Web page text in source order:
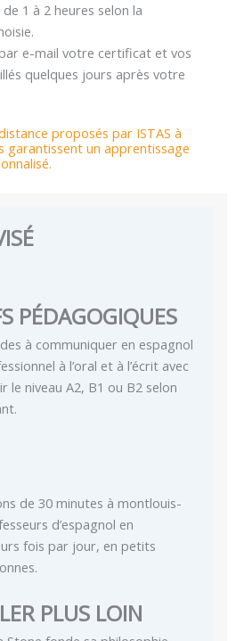
1 à 2 heures selon la
e-mail votre certificat et vos
quelques jours après votre
proposés par ISTAS à
garantissent un apprentissage
PÉDAGOGIQUES
à communiquer en espagnol
à l’oral et à l’écrit avec
le niveau A2, B1 ou B2 selon
de 30 minutes à montlouis-
d’espagnol en
fois par jour, en petits
PLUS LOIN